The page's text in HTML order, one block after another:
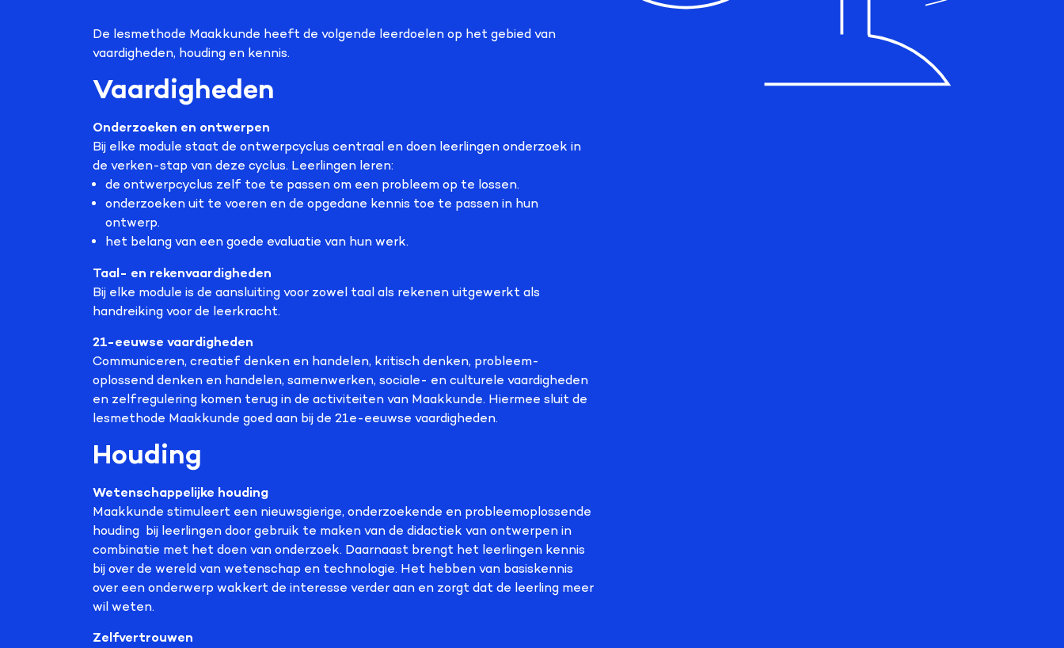
De lesmethode Maakkunde heeft de volgende leerdoelen op het gebied van
vaardigheden, houding en kennis.
Vaardigheden
Onderzoeken en ontwerpen
Bij elke module staat de ontwerpcyclus centraal en doen leerlingen onderzoek in
de verken-stap van deze cyclus. Leerlingen leren:
de ontwerpcyclus zelf toe te passen om een probleem op te lossen.
onderzoeken uit te voeren en de opgedane kennis toe te passen in hun
ontwerp.
het belang van een goede evaluatie van hun werk.
Taal- en rekenvaardigheden
Bij elke module is de aansluiting voor zowel taal als rekenen uitgewerkt als
handreiking voor de leerkracht.
21-eeuwse vaardigheden
Communiceren, creatief denken en handelen, kritisch denken, probleem-
oplossend denken en handelen, samenwerken, sociale- en culturele vaardigheden
en zelfregulering komen terug in de activiteiten van Maakkunde. Hiermee sluit de
lesmethode Maakkunde goed aan bij de 21e-eeuwse vaardigheden.
Houding
Wetenschappelijke houding
Maakkunde stimuleert een nieuwsgierige, onderzoekende en probleemoplossende
houding bij leerlingen door gebruik te maken van de didactiek van ontwerpen in
combinatie met het doen van onderzoek. Daarnaast brengt het leerlingen kennis
bij over de wereld van wetenschap en technologie. Het hebben van basiskennis
over een onderwerp wakkert de interesse verder aan en zorgt dat de leerling meer
wil weten.
Zelfvertrouwen